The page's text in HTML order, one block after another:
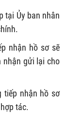
tại Ủy ban nhân
nhận hồ sơ sẽ
nhận gửi lại cho
tiếp nhận hồ sơ
tác.